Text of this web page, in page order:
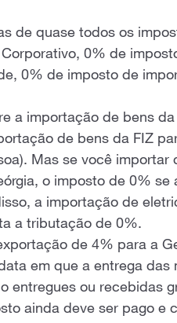
de quase todos os
0% de
0% de imposto de
a importação de bens
de bens da FIZ
Mas se você importar
o imposto de 0% se
a importação de
a tributação de 0%.
de 4% para a
em que a entrega das
entregues ou recebidas
ainda deve ser pago e